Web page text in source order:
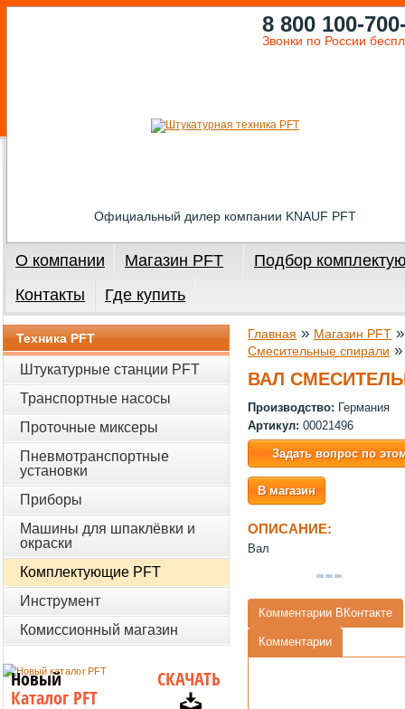
Официальный дилер компании KNAUF PFT
8 800 100-
Звонки по России
О компании Магазин PFT
Подбор
Контакты
Где купить
Главная » Магазин PFT
Смесительные спирали
ВАЛ
Производство: Германия
Артикул: 00021496
Задать вопрос по
В магазин
ОПИСАНИЕ:
Вал
Комментарии ВКонтакте
Комментарии
Техника PFT
Штукатурные станции PFT
Транспортные насосы
Проточные миксеры
Пневмотранспортные
установки
Приборы
Машины для шпаклёвки и
окраски
Комплектующие PFT
Инструмент
Комиссионный магазин
Новый
Каталог PFT
СКАЧАТЬ